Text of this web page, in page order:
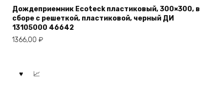
Дождеприемник Ecoteck пластиковый, 300×300, в
сборе с решеткой, пластиковой, черный ДИ
13105000 46642
1366,00 ₽